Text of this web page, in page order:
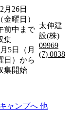
月26日
（金曜日）
前中まで
集
5日（月
日）から
集開始
太伸建
設(株)
09969
(7) 0838
ャンプへ 他